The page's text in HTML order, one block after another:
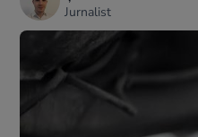
Jurnalist